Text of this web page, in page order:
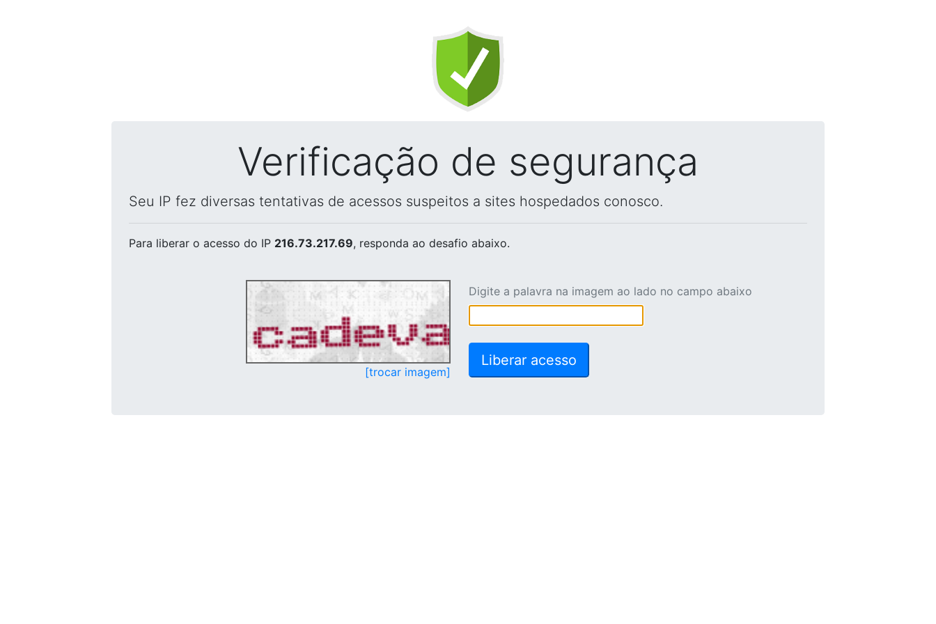
Verificação de segurança
Seu IP fez diversas tentativas de acessos suspeitos a sites hospedados conosco.
Para liberar o acesso do IP 216.73.217.69, responda ao desafio abaixo.
[trocar imagem]
Digite a palavra na imagem ao lado no campo abaixo